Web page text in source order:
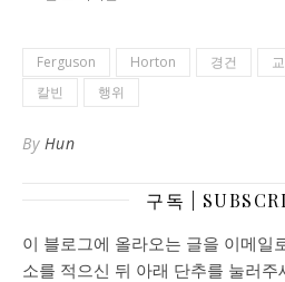
Ferguson Horton 경건
칼빈
행위
By Hun
구독 |
이 블로그에 올라오는 글을 이메일
소를 적으신 뒤 아래 단추를 눌러